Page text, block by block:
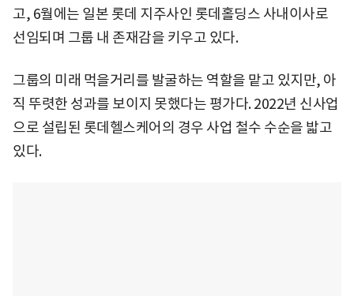
고, 6월에는 일본 롯데 지주사인 롯데홀딩스 사내이사로
선임되며 그룹 내 존재감을 키우고 있다.
그룹의 미래 먹을거리를 발굴하는 역할을 맡고 있지만, 아
직 뚜렷한 성과를 보이지 못했다는 평가다. 2022년 신사업
으로 설립된 롯데헬스케어의 경우 사업 철수 수순을 밟고
있다.